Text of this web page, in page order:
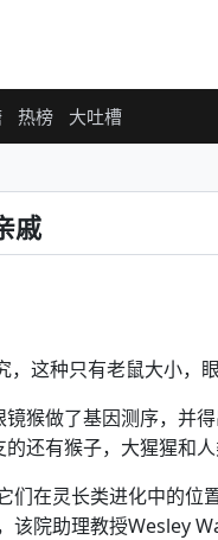
热榜 大吐槽
戚
，这种只有老鼠大小，
猴做了基因测序，并
还有猴子，大猩猩和人
们在灵长类进化中的位
该院助理教授Wesley